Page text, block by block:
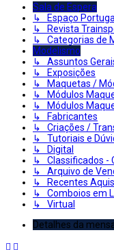
Sala de Espera
↳ Espaço
↳ Revista
↳ Categorias de
Modelismo
↳ Assuntos
↳ Exposições
↳ Maquetas /
↳ Módulos
↳ Módulos
↳ Fabricantes
↳ Criações /
↳ Tutoriais e
↳ Digital
↳ Classificados -
↳ Arquivo de
↳ Recentes
↳ Comboios em
↳ Virtual
Detalhes da